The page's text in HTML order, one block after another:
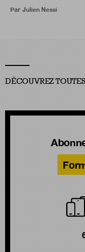
Par Julien Nessi
DÉCOUVREZ